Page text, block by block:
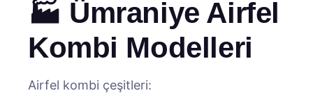
🏭 Ümraniye Airfel
Kombi Modelleri
Airfel kombi çeşitleri: